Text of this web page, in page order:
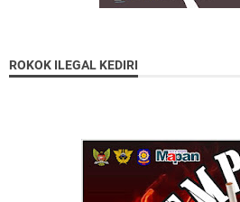
ROKOK ILEGAL KEDIRI